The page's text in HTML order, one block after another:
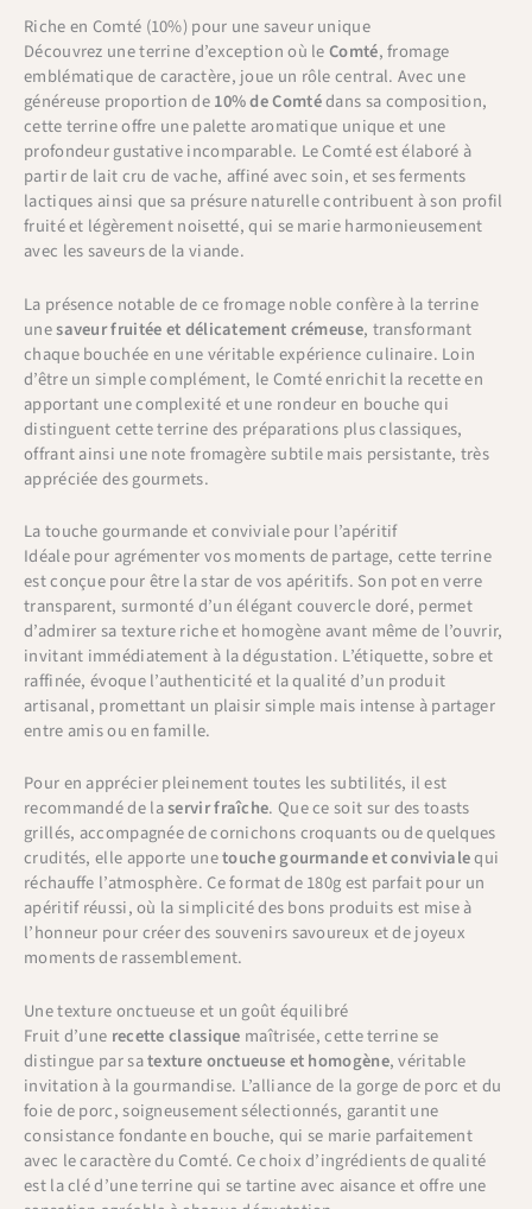
Riche en Comté (10%) pour une saveur unique
Découvrez une terrine d’exception où leComté, fromage
emblématique de caractère, joue un rôle central. Avec une
généreuse proportion de10% de Comtédans sa composition,
cette terrine offre une palette aromatique unique et une
profondeur gustative incomparable. Le Comté est élaboré à
partir de lait cru de vache, affiné avec soin, et ses ferments
lactiques ainsi que sa présure naturelle contribuent à son profil
fruité et légèrement noisetté, qui se marie harmonieusement
avec les saveurs de la viande.
La présence notable de ce fromage noble confère à la terrine
unesaveur fruitée et délicatement crémeuse, transformant
chaque bouchée en une véritable expérience culinaire. Loin
d’être un simple complément, le Comté enrichit la recette en
apportant une complexité et une rondeur en bouche qui
distinguent cette terrine des préparations plus classiques,
offrant ainsi une note fromagère subtile mais persistante, très
appréciée des gourmets.
La touche gourmande et conviviale pour l’apéritif
Idéale pour agrémenter vos moments de partage, cette terrine
est conçue pour être la star de vos apéritifs. Son pot en verre
transparent, surmonté d’un élégant couvercle doré, permet
d’admirer sa texture riche et homogène avant même de l’ouvrir,
invitant immédiatement à la dégustation. L’étiquette, sobre et
raffinée, évoque l’authenticité et la qualité d’un produit
artisanal, promettant un plaisir simple mais intense à partager
entre amis ou en famille.
Pour en apprécier pleinement toutes les subtilités, il est
recommandé de laservir fraîche. Que ce soit sur des toasts
grillés, accompagnée de cornichons croquants ou de quelques
crudités, elle apporte unetouche gourmande et convivialequi
réchauffe l’atmosphère. Ce format de 180g est parfait pour un
apéritif réussi, où la simplicité des bons produits est mise à
l’honneur pour créer des souvenirs savoureux et de joyeux
moments de rassemblement.
Une texture onctueuse et un goût équilibré
Fruit d’une recette classique maîtrisée, cette terrine se
distingue par satexture onctueuse et homogène, véritable
invitation à la gourmandise. L’alliance de la gorge de porc et du
foie de porc, soigneusement sélectionnés, garantit une
consistance fondante en bouche, qui se marie parfaitement
avec le caractère du Comté. Ce choix d’ingrédients de qualité
est la clé d’une terrine qui se tartine avec aisance et offre une